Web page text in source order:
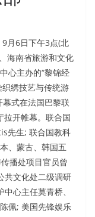
9月6日下午3点(北
海南省旅游和文化
心主办的“黎锦经
绣技艺与传统游
式在法国巴黎联
开帷幕。联合国
先生; 联合国教科
、蒙古、韩国五
播处项目官员曾
共文化处二级调研
心主任莫青桥、
佩; 美国先锋娱乐